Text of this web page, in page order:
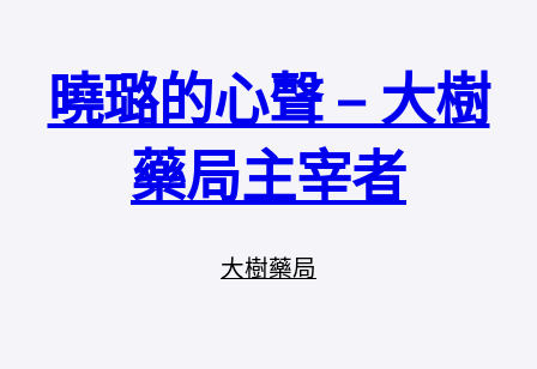
曉璐的心聲 – 大樹
藥局主宰者
大樹藥局